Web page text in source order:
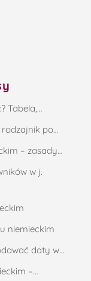
Tabela,…
rodzajnik po…
– zasady…
w j.
niemieckim
daty w…
–…